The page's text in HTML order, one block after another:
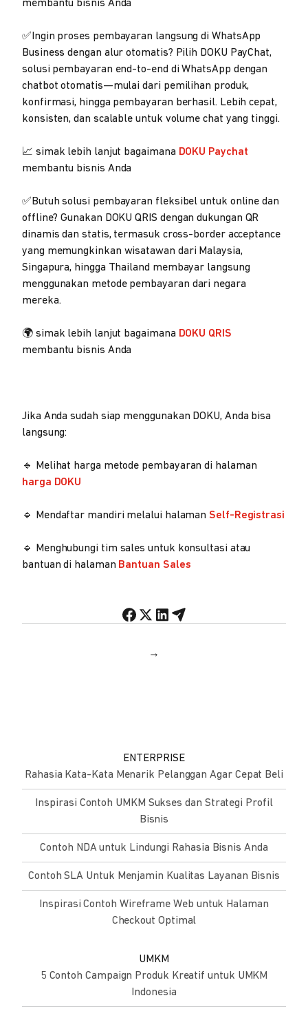
membantu bisnis Anda
✅Ingin proses pembayaran langsung di WhatsApp
Business dengan alur otomatis? Pilih DOKU PayChat,
solusi pembayaran end-to-end di WhatsApp dengan
chatbot otomatis—mulai dari pemilihan produk,
konfirmasi, hingga pembayaran berhasil. Lebih cepat,
konsisten, dan scalable untuk volume chat yang tinggi.
📈 simak lebih lanjut bagaimana DOKU Paychat
membantu bisnis Anda
✅Butuh solusi pembayaran fleksibel untuk online dan
offline? Gunakan DOKU QRIS dengan dukungan QR
dinamis dan statis, termasuk cross-border acceptance
yang memungkinkan wisatawan dari Malaysia,
Singapura, hingga Thailand membayar langsung
menggunakan metode pembayaran dari negara
mereka.
🌍 simak lebih lanjut bagaimana DOKU QRIS
membantu bisnis Anda
Jika Anda sudah siap menggunakan DOKU, Anda bisa
langsung:
🔹 Melihat harga metode pembayaran di halaman
harga DOKU
🔹 Mendaftar mandiri melalui halaman Self-Registrasi
🔹 Menghubungi tim sales untuk konsultasi atau
bantuan di halaman Bantuan Sales
→
ENTERPRISE
Rahasia Kata-Kata Menarik Pelanggan Agar Cepat Beli
Inspirasi Contoh UMKM Sukses dan Strategi Profil
Bisnis
Contoh NDA untuk Lindungi Rahasia Bisnis Anda
Contoh SLA Untuk Menjamin Kualitas Layanan Bisnis
Inspirasi Contoh Wireframe Web untuk Halaman
Checkout Optimal
UMKM
5 Contoh Campaign Produk Kreatif untuk UMKM
Indonesia